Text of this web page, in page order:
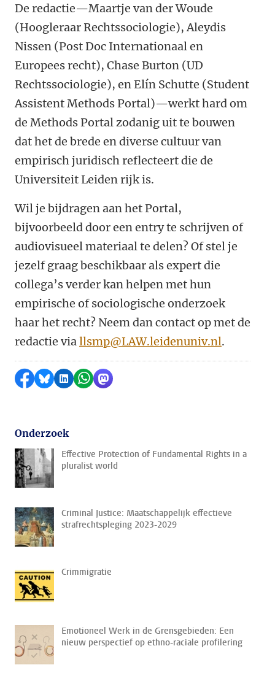
De redactie—Maartje van der Woude
(Hoogleraar Rechtssociologie), Aleydis
Nissen (Post Doc Internationaal en
Europees recht), Chase Burton (UD
Rechtssociologie), en Elín Schutte (Student
Assistent Methods Portal)—werkt hard om
de Methods Portal zodanig uit te bouwen
dat het de brede en diverse cultuur van
empirisch juridisch reflecteert die de
Universiteit Leiden rijk is.
Wil je bijdragen aan het Portal,
bijvoorbeeld door een entry te schrijven of
audiovisueel materiaal te delen? Of stel je
jezelf graag beschikbaar als expert die
collega’s verder kan helpen met hun
empirische of sociologische onderzoek
haar het recht? Neem dancontact op met de
redactie viallsmp@LAW.leidenuniv.nl.
Delen op Facebook
Delen via Bluesky
Delen op LinkedIn
Delen via WhatsApp
Delen via Mastodon
Onderzoek
Effective Protection of Fundamental Rights in a
pluralist world
Criminal Justice: Maatschappelijk effectieve
strafrechtspleging 2023-2029
Crimmigratie
Emotioneel Werk in de Grensgebieden: Een
nieuw perspectief op ethno-raciale profilering